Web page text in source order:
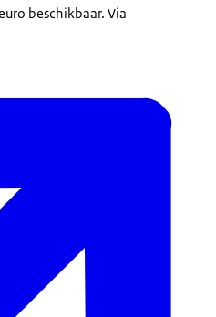
beschikbaar. Via